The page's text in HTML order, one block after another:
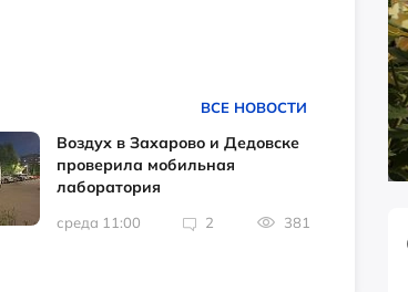
ВСЕ НОВОСТИ
Воздух в Захарово и Дедовске
проверила мобильная
лаборатория
среда 11:00 2 381